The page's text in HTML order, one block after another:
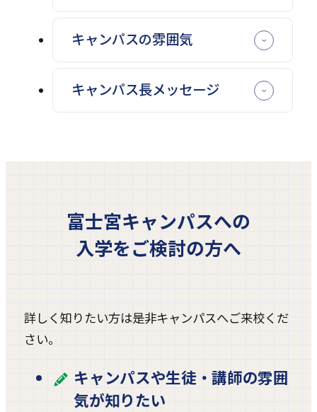
キャンパスの雰囲気
キャンパス長メッセージ
富士宮キャンパスへの
入学をご検討の方へ
詳しく知りたい方は是非キャンパスへご来校くだ
さい。
キャンパスや生徒・講師の雰囲
気が知りたい